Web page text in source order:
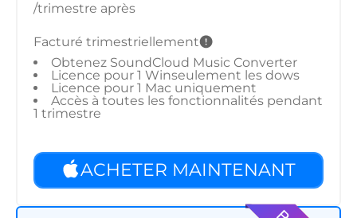
/trimestre après
Facturé trimestriellement
Obtenez SoundCloud Music Converter
Licence pour 1 Winseulement les dows
Licence pour 1 Mac uniquement
Accès à toutes les fonctionnalités pendant
1 trimestre
ACHETER MAINTENANT